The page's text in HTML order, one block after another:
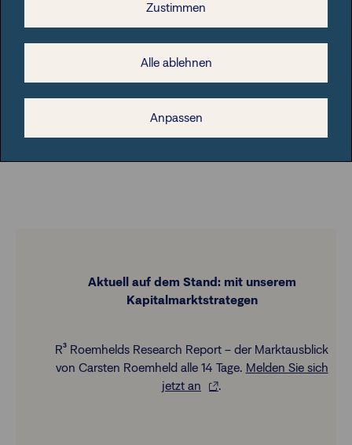
Diese Grafik wird Ihnen unentgeltlich zur Verfügung gestellt.
GmbH (FFB) übernimmt dafür keine Haftung.
Aktuell auf dem Stand: mit unserem
Kapitalmarktstrategen
R³ Roemhelds Research Report – der Marktausblick
von Carsten Roemheld alle 14 Tage. Melden Sie sich
jetzt an
.
Zustimmen
Alle ablehnen
Anpassen